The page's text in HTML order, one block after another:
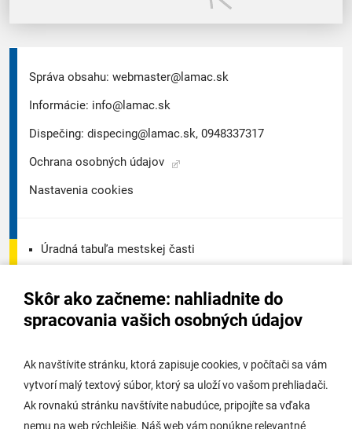
Skôr ako začneme: nahliadnite do
spracovania vašich osobných údajov
Ak navštívite stránku, ktorá zapisuje cookies, v počítači sa vám
vytvorí malý textový súbor, ktorý sa uloží vo vašom prehliadači.
Ak rovnakú stránku navštívite nabudúce, pripojíte sa vďaka
nemu na web rýchlejšie. Náš web vám ponúkne relevantné
Správa obsahu: webmaster@lamac.sk
Informácie: info@lamac.sk
Dispečing: dispecing@lamac.sk, 0948337317
Ochrana osobných údajov
Nastavenia cookies
Úradná tabuľa mestskej časti
Úradná tabuľa stavebného úradu
Potrebujem vybaviť